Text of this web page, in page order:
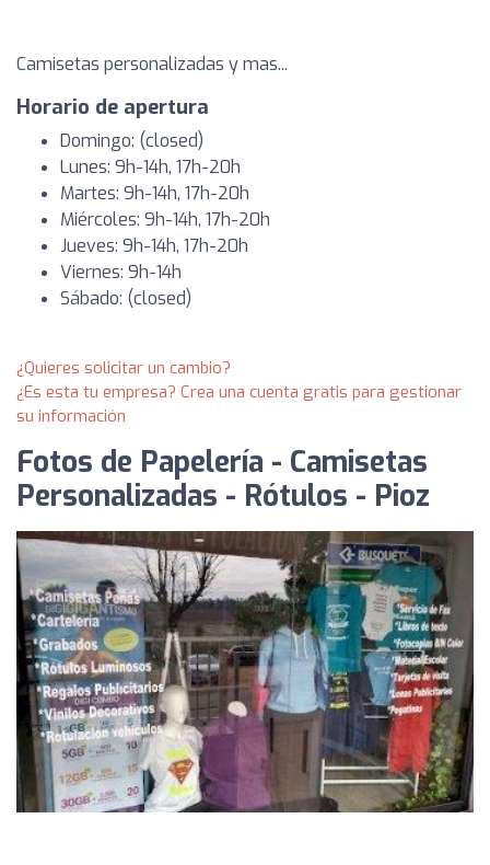
Camisetas personalizadas y mas...
Horario de apertura
Domingo: (closed)
Lunes: 9h-14h, 17h-20h
Martes: 9h-14h, 17h-20h
Miércoles: 9h-14h, 17h-20h
Jueves: 9h-14h, 17h-20h
Viernes: 9h-14h
Sábado: (closed)
¿Quieres solicitar un cambio?
¿Es esta tu empresa? Crea una cuenta gratis para gestionar
su información
Fotos de Papelería - Camisetas
Personalizadas - Rótulos - Pioz